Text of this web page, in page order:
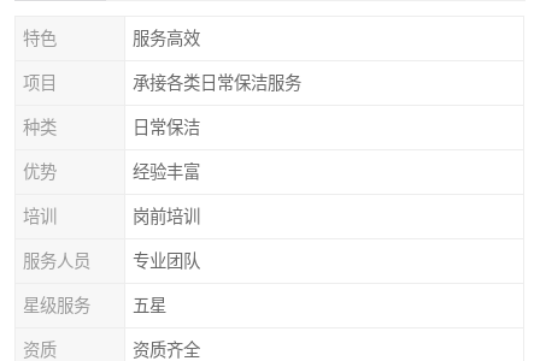
特色 服务高效
项目 承接各类日常保洁服务
种类 日常保洁
优势 经验丰富
培训 岗前培训
服务人员 专业团队
星级服务 五星
资质 资质齐全